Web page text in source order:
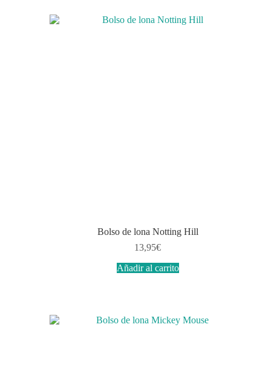
Bolso de lona Notting Hill
13,95€
Añadir al carrito